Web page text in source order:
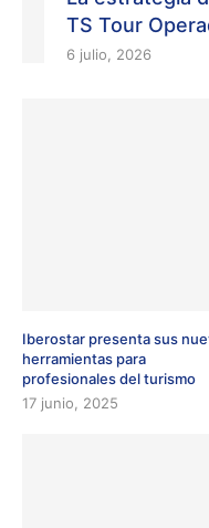
TS Tour
6 julio, 2026
Iberostar presenta sus
herramientas para
profesionales del turismo
17 junio, 2025